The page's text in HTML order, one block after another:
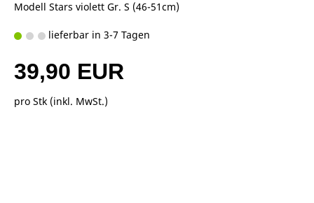
Modell Stars violett Gr. S (46-51cm)
lieferbar in 3-7 Tagen
39,90 EUR
pro Stk (inkl. MwSt.)